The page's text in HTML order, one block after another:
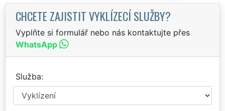
CHCETE ZAJISTIT VYKLÍZECÍ SLUŽBY?
Vyplňte si formulář nebo nás kontaktujte přes
WhatsApp
Služba